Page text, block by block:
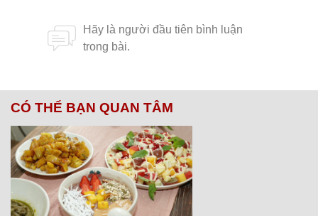
CÓ THỂ BẠN QUAN TÂM